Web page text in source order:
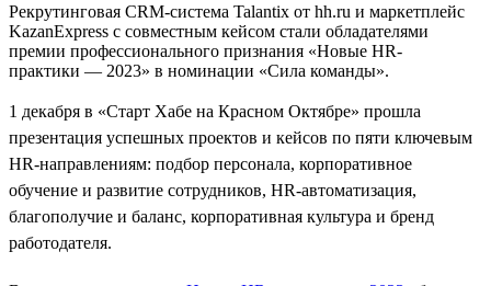
Рекрутинговая CRM-система Talantix от hh.ru и маркетплейс
KazanExpress с совместным кейсом стали обладателями
премии профессионального признания «Новые HR-
практики — 2023» в номинации «Сила команды».
1 декабря в «Старт Хабе на Красном Октябре» прошла
презентация успешных проектов и кейсов по пяти ключевым
HR-направлениям: подбор персонала, корпоративное
обучение и развитие сотрудников, HR-автоматизация,
благополучие и баланс, корпоративная культура и бренд
работодателя.